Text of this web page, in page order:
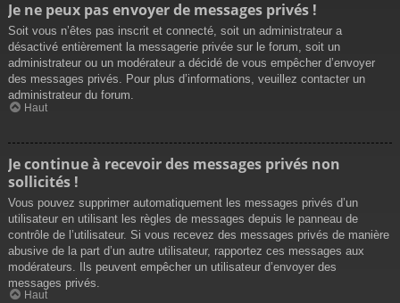
Je ne peux pas envoyer de messages privés !
Soit vous n’êtes pas inscrit et connecté, soit un administrateur a
désactivé entièrement la messagerie privée sur le forum, soit un
administrateur ou un modérateur a décidé de vous empêcher d’envoyer
des messages privés. Pour plus d’informations, veuillez contacter un
administrateur du forum.
Haut
Je continue à recevoir des messages privés non
sollicités !
Vous pouvez supprimer automatiquement les messages privés d’un
utilisateur en utilisant les règles de messages depuis le panneau de
contrôle de l’utilisateur. Si vous recevez des messages privés de manière
abusive de la part d’un autre utilisateur, rapportez ces messages aux
modérateurs. Ils peuvent empêcher un utilisateur d’envoyer des
messages privés.
Haut